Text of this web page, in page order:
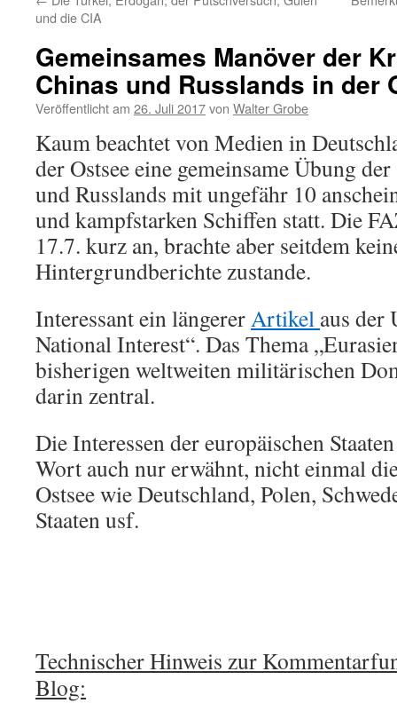
und die CIA
Gemeinsames Manöver der
Chinas und Russlands in der
Veröffentlicht am 26. Juli 2017von Walter Grobe
Kaum beachtet von Medien in
der Ostsee eine gemeinsame Übung
und Russlands mit ungefähr 10
und kampfstarken Schiffen statt. Die
17.7. kurz an, brachte aber seitdem
Hintergrundberichte zustande.
Interessant ein längererArtikel aus der
National Interest“. Das Thema
bisherigen weltweiten militärischen
darin zentral.
Die Interessen der europäischen
Wort auch nur erwähnt, nicht einmal
Ostsee wie Deutschland, Polen,
Staaten usf.
Technischer Hinweis zur
Blog: